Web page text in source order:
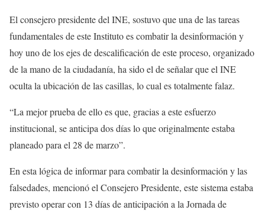
El consejero presidente del INE, sostuvo que una de las tareas
fundamentales de este Instituto es combatir la desinformación y
hoy uno de los ejes de descalificación de este proceso, organizado
de la mano de la ciudadanía, ha sido el de señalar que el INE
oculta la ubicación de las casillas, lo cual es totalmente falaz.
“La mejor prueba de ello es que, gracias a este esfuerzo
institucional, se anticipa dos días lo que originalmente estaba
planeado para el 28 de marzo”.
En esta lógica de informar para combatir la desinformación y las
falsedades, mencionó el Consejero Presidente, este sistema estaba
previsto operar con 13 días de anticipación a la Jornada de